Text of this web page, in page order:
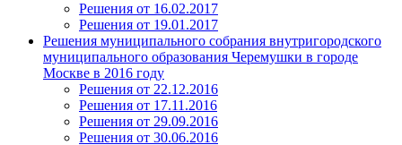
Решения от 16.02.2017
Решения от 19.01.2017
Решения муниципального собрания внутригородского
муниципального образования Черемушки в городе
Москве в 2016 году
Решения от 22.12.2016
Решения от 17.11.2016
Решения от 29.09.2016
Решения от 30.06.2016